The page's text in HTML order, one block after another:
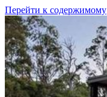
Перейти к содержимому